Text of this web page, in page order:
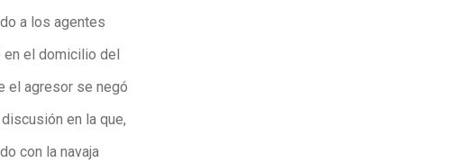
a los agentes
en el domicilio del
el agresor se negó
en la que,
con la navaja